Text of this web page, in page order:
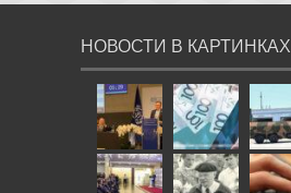
НОВОСТИ В КАРТИНКАХ